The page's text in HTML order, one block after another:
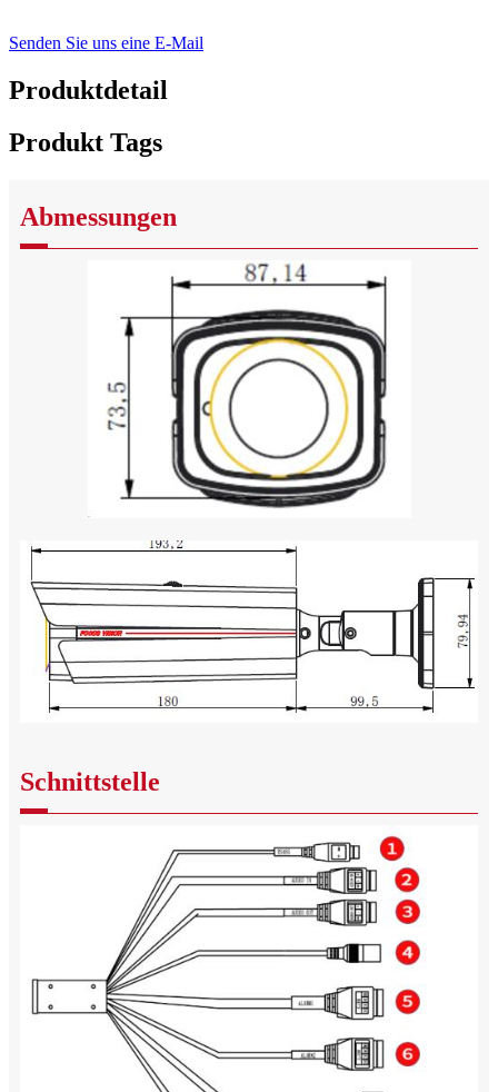
Senden Sie uns eine E-Mail
Produktdetail
Produkt Tags
Abmessungen
Schnittstelle